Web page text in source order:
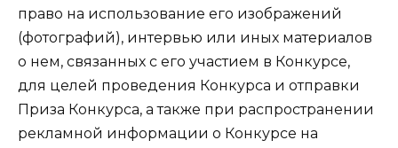
право на использование его изображений
(фотографий), интервью или иных материалов
о нем, связанных с его участием в Конкурсе,
для целей проведения Конкурса и отправки
Приза Конкурса, а также при распространении
рекламной информации о Конкурсе на